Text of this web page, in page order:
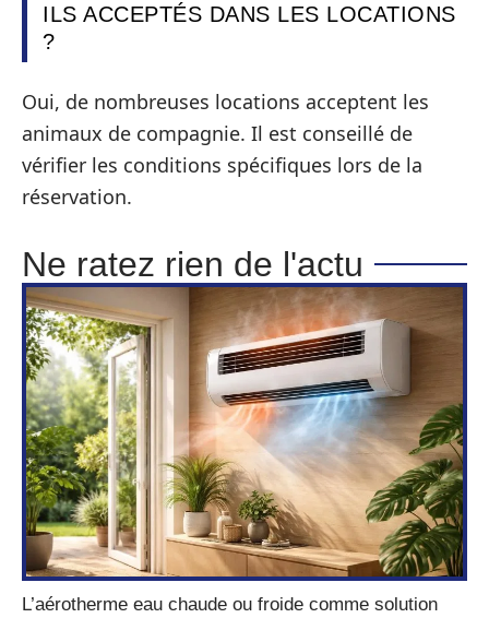
ILS ACCEPTÉS DANS LES LOCATIONS
?
Oui, de nombreuses locations acceptent les
animaux de compagnie. Il est conseillé de
vérifier les conditions spécifiques lors de la
réservation.
Ne ratez rien de l'actu
L’aérotherme eau chaude ou froide comme solution